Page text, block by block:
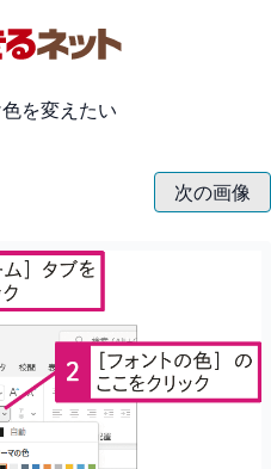
を変えたい
次の画像